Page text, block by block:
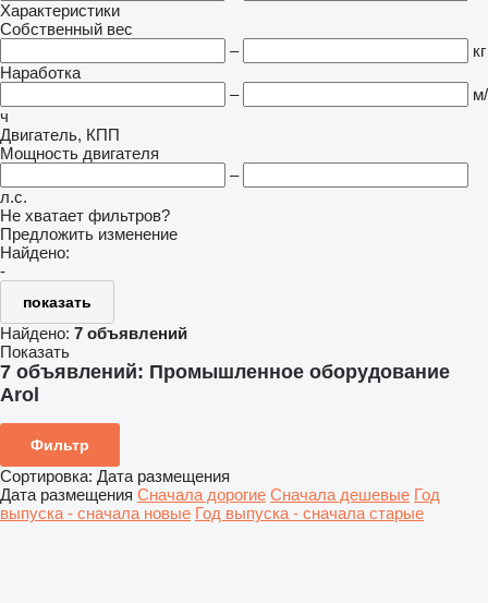
Характеристики
Собственный вес
–
кг
Наработка
–
м/
ч
Двигатель, КПП
Мощность двигателя
–
л.с.
Не хватает фильтров?
Предложить изменение
Найдено:
-
показать
Найдено: 7 объявлений
Показать
7 объявлений: Промышленное оборудование
Arol
Фильтр
Сортировка: Дата размещения
Дата размещения Сначала дорогие Сначала дешевые Год
выпуска - сначала новые Год выпуска - сначала старые